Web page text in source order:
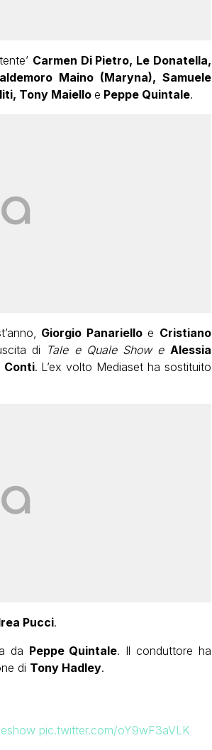
Carmen Di Pietro, Le Donatella,
Maino (Maryna), Samuele
Tony Maiello e Peppe Quintale.
Giorgio Panarielloe Cristiano
di Tale e Quale Show e Alessia
Conti. L’ex volto Mediaset ha sostituito
Pucci.
da Peppe Quintale. Il conduttore ha
di Tony Hadley.
pic.twitter.com/oY9wF3aVLK